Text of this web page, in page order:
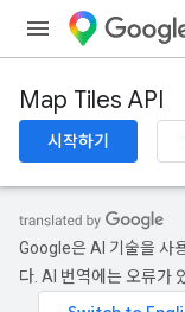
Map Tiles API
시작하기
Google은 AI 기술을 사
다. AI 번역에는 오류가